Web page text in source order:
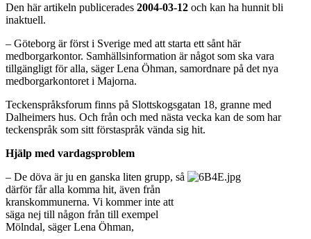
Den här artikeln publicerades 2004-03-12 och kan ha hunnit bli
inaktuell.
– Göteborg är först i Sverige med att starta ett sånt här
medborgarkontor. Samhällsinformation är något som ska vara
tillgängligt för alla, säger Lena Öhman, samordnare på det nya
medborgarkontoret i Majorna.
Teckenspråksforum finns på Slottskogsgatan 18, granne med
Dalheimers hus. Och från och med nästa vecka kan de som har
teckenspråk som sitt förstaspråk vända sig hit.
Hjälp med vardagsproblem
– De döva är ju en ganska liten grupp, så
därför får alla komma hit, även från
kranskommunerna. Vi kommer inte att
säga nej till någon från till exempel
Mölndal, säger Lena Öhman,